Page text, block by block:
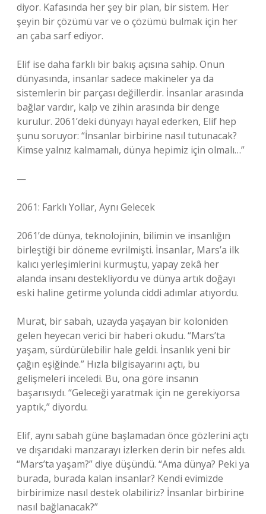
diyor. Kafasında her şey bir plan, bir sistem. Her
şeyin bir çözümü var ve o çözümü bulmak için her
an çaba sarf ediyor.
Elif ise daha farklı bir bakış açısına sahip. Onun
dünyasında, insanlar sadece makineler ya da
sistemlerin bir parçası değillerdir. İnsanlar arasında
bağlar vardır, kalp ve zihin arasında bir denge
kurulur. 2061’deki dünyayı hayal ederken, Elif hep
şunu soruyor: “İnsanlar birbirine nasıl tutunacak?
Kimse yalnız kalmamalı, dünya hepimiz için olmalı…”
—
2061: Farklı Yollar, Aynı Gelecek
2061’de dünya, teknolojinin, bilimin ve insanlığın
birleştiği bir döneme evrilmişti. İnsanlar, Mars’a ilk
kalıcı yerleşimlerini kurmuştu, yapay zekâ her
alanda insanı destekliyordu ve dünya artık doğayı
eski haline getirme yolunda ciddi adımlar atıyordu.
Murat, bir sabah, uzayda yaşayan bir koloniden
gelen heyecan verici bir haberi okudu. “Mars’ta
yaşam, sürdürülebilir hale geldi. İnsanlık yeni bir
çağın eşiğinde.” Hızla bilgisayarını açtı, bu
gelişmeleri inceledi. Bu, ona göre insanın
başarısıydı. “Geleceği yaratmak için ne gerekiyorsa
yaptık,” diyordu.
Elif, aynı sabah güne başlamadan önce gözlerini açtı
ve dışarıdaki manzarayı izlerken derin bir nefes aldı.
“Mars’ta yaşam?” diye düşündü. “Ama dünya? Peki ya
burada, burada kalan insanlar? Kendi evimizde
birbirimize nasıl destek olabiliriz? İnsanlar birbirine
nasıl bağlanacak?”